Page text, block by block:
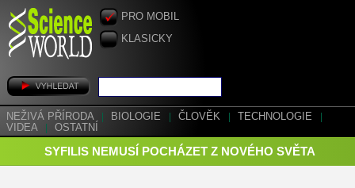
PRO MOBIL
KLASICKY
NEŽIVÁ PŘÍRODA BIOLOGIE ČLOVĚK TECHNOLOGIE
VIDEA
OSTATNÍ
SYFILIS NEMUSÍ POCHÁZET Z NOVÉHO SVĚTA